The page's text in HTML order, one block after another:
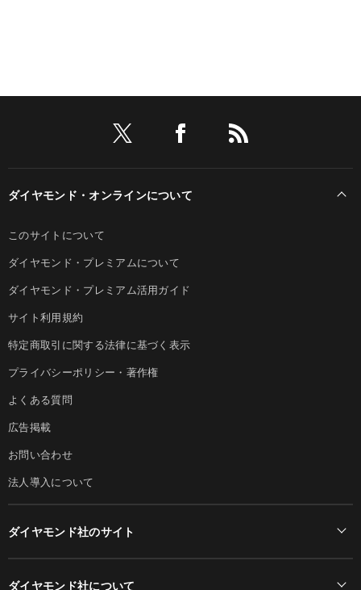
ダイヤモンド・オンラインについて
このサイトについて
ダイヤモンド・プレミアムについて
ダイヤモンド・プレミアム活用ガイド
サイト利用規約
特定商取引に関する法律に基づく表示
プライバシーポリシー・著作権
よくある質問
広告掲載
お問い合わせ
法人導入について
ダイヤモンド社のサイト
ダイヤモンド社について